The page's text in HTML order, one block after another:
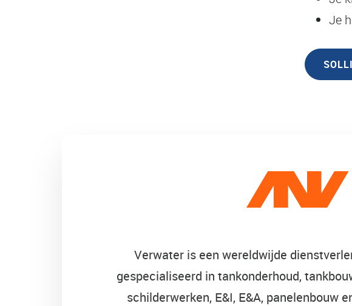
Je
Verwater is een wereldwijde
gespecialiseerd in tankonderhoud,
schilderwerken, E&I, E&A, panelenbouw